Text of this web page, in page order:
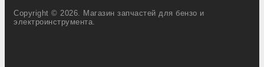
Copyright © 2026. Магазин запчастей для бензо и
электроинструмента.